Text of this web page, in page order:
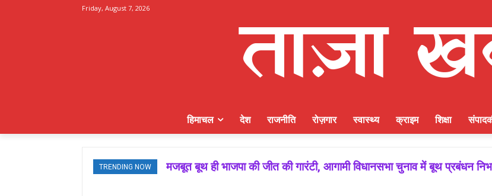
Friday, August 7, 2026
हिमाचल देश राजनीति रोज़गार स्वास्थ्य क्राइम शिक्षा
TRENDING NOW
मजबूत बूथ ही भाजपा की जीत की गारंटी, आगामी विधानसभा चुनाव में बूथ प्रबंधन